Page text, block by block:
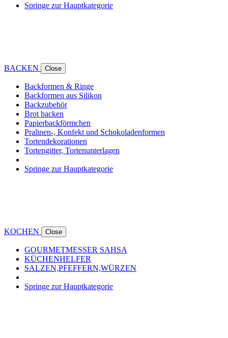
Springe zur Hauptkategorie
BACKEN Close
Backformen & Ringe
Backformen aus Silikon
Backzubehör
Brot backen
Papierbackförmchen
Pralinen-, Konfekt und Schokoladenformen
Tortendekorationen
Tortengitter, Tortenunterlagen
Springe zur Hauptkategorie
KOCHEN Close
GOURMETMESSER SAHSA
KÜCHENHELFER
SALZEN,PFEFFERN,WÜRZEN
Springe zur Hauptkategorie